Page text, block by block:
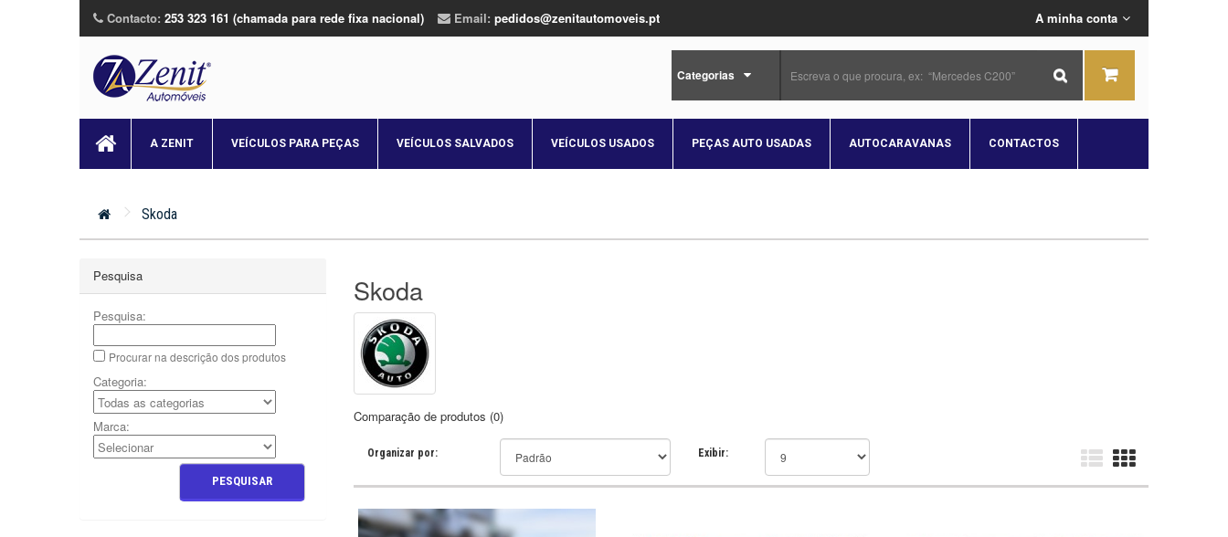
Contacto: 253 323 161 (chamada para rede fixa nacional) Email: pedidos@zenitautomoveis.pt A minha conta
Categorias
A ZENIT VEÍCULOS PARA PEÇAS VEÍCULOS SALVADOS VEÍCULOS USADOS PEÇAS AUTO USADAS AUTOCARAVANAS CONTACTOS
Skoda
Pesquisa
Pesquisa:
Procurar na descrição dos produtos
Categoria:
Marca:
Skoda
Comparação de produtos (0)
Organizar por: Exibir: